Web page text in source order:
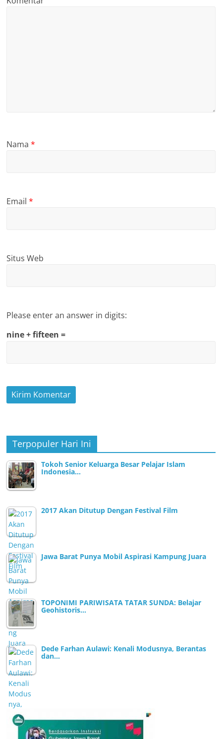
Nama*
Email*
Situs Web
Please enter an answer in digits:
nine + fifteen =
Terpopuler Hari Ini
Tokoh Senior Keluarga Besar Pelajar Islam
Indonesia…
2017 Akan Ditutup Dengan Festival Film
Jawa Barat Punya Mobil Aspirasi Kampung Juara
TOPONIMI PARIWISATA TATAR SUNDA: Belajar
Geohistoris…
Dede Farhan Aulawi: Kenali Modusnya, Berantas
dan…